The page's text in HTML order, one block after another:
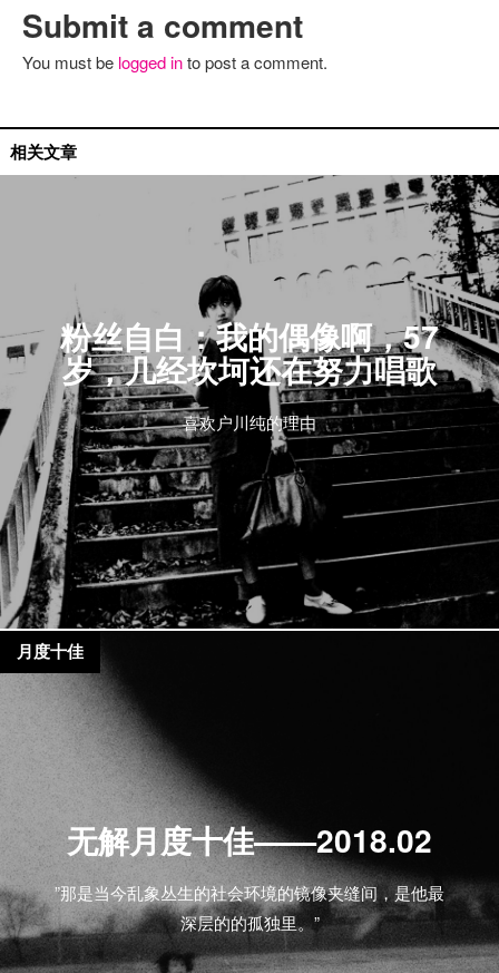
Submit a comment
You must be logged into post a comment.
相关文章
粉丝自白：我的偶像啊，57
岁，几经坎坷还在努力唱歌
喜欢户川纯的理由
无解专题
无解月度十佳——2018.02
”那是当今乱象丛生的社会环境的镜像夹缝间，是他最
深层的的孤独里。”
月度十佳